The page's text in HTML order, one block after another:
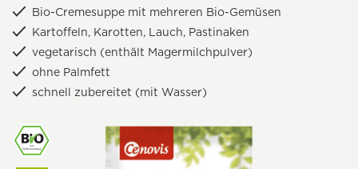
Bio-Cremesuppe mit mehreren Bio-Gemüsen
Kartoffeln, Karotten, Lauch, Pastinaken
vegetarisch (enthält Magermilchpulver)
ohne Palmfett
schnell zubereitet (mit Wasser)